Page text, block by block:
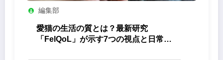
編集部
愛猫の生活の質とは？最新研究
「FelQoL」が示す7つの視点と日常の